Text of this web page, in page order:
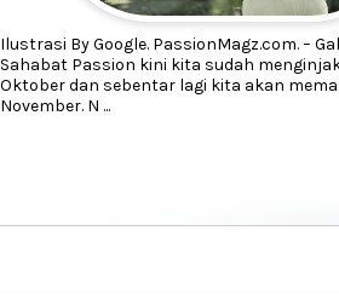
Ilustrasi By Google. PassionMagz.com. –
Sahabat Passion kini kita sudah
Oktober dan sebentar lagi kita akan
November. N ...